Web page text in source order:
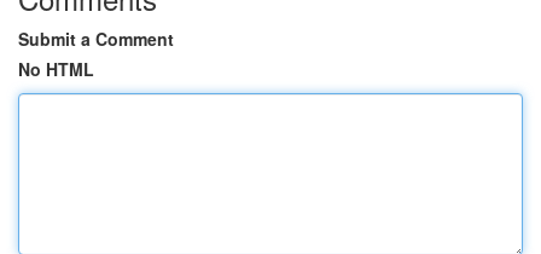
Submit a Comment
No HTML